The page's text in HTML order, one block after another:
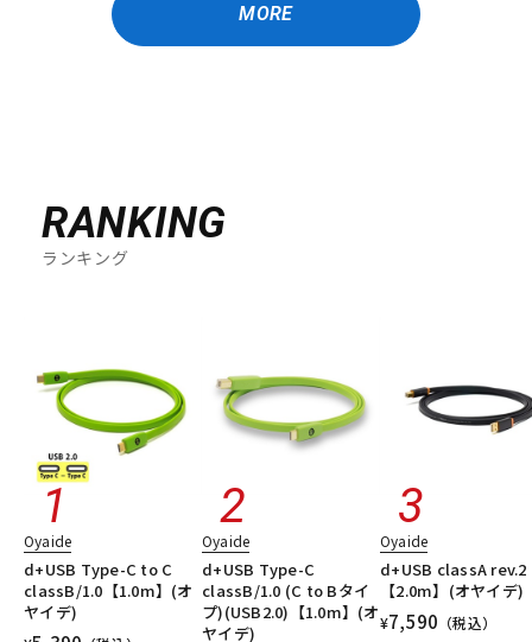
MORE
RANKING
ランキング
Oyaide
d+USB Type-C to C
classB/1.0【1.0m】(オ
ヤイデ)
Oyaide
d+USB Type-C
classB/1.0 (C to Bタイ
プ)(USB2.0)【1.0m】(オ
ヤイデ)
Oyaide
d+USB classA rev.2
【2.0m】(オヤイデ)
¥7,590 （税込）